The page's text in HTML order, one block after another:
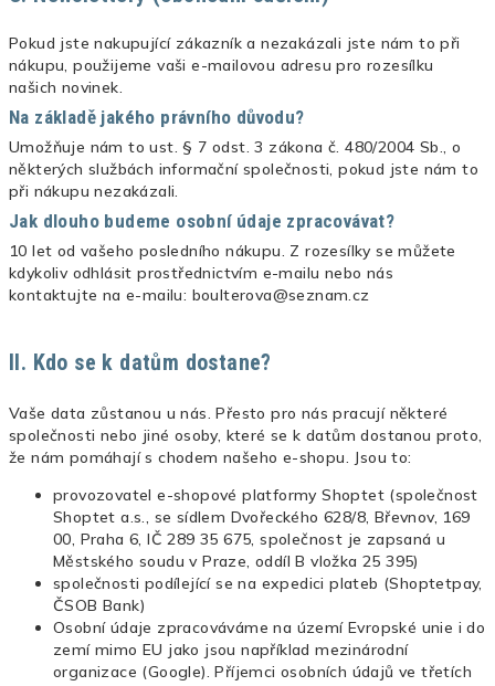
Pokud jste nakupující zákazník a nezakázali jste nám to při
nákupu, použijeme vaši e-mailovou adresu pro rozesílku
našich novinek.
Na základě jakého právního důvodu?
Umožňuje nám to ust. § 7 odst. 3 zákona č. 480/2004 Sb., o
některých službách informační společnosti, pokud jste nám to
při nákupu nezakázali.
Jak dlouho budeme osobní údaje zpracovávat?
10 let od vašeho posledního nákupu. Z rozesílky se můžete
kdykoliv odhlásit prostřednictvím e-mailu nebo nás
kontaktujte na e-mailu: boulterova@seznam.cz
II. Kdo se k datům dostane?
Vaše data zůstanou u nás. Přesto pro nás pracují některé
společnosti nebo jiné osoby, které se k datům dostanou proto,
že nám pomáhají s chodem našeho e-shopu. Jsou to:
provozovatel e-shopové platformy Shoptet (společnost
Shoptet a.s., se sídlem Dvořeckého 628/8, Břevnov, 169
00, Praha 6, IČ 289 35 675, společnost je zapsaná u
Městského soudu v Praze, oddíl B vložka 25 395)
společnosti podílející se na expedici plateb (Shoptetpay,
ČSOB Bank)
Osobní údaje zpracováváme na území Evropské unie i do
zemí mimo EU jako jsou například mezinárodní
organizace (Google). Příjemci osobních údajů ve třetích